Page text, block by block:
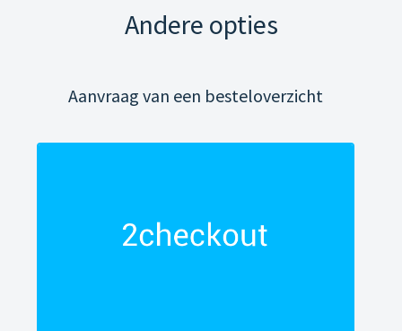
Andere opties
Aanvraag van een besteloverzicht